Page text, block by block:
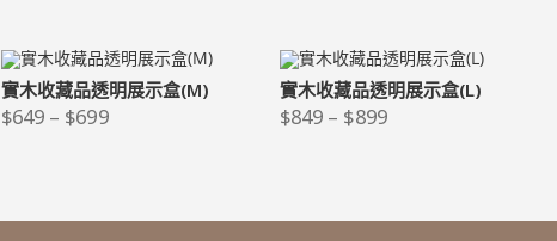
實木收藏品透明展示盒(M)
$649– $699
實木收藏品透明展示盒(L)
$849 – $899